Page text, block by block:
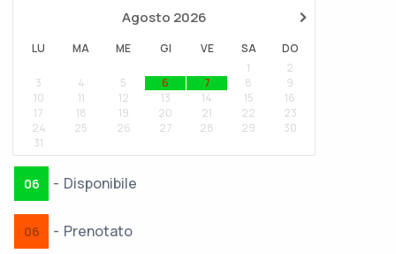
›
Agosto 2026
LU MA ME GI VE SA
DO
1
2
3
4 5 ··
6 ··
7 8
9
10
11 12 13 14 15
16
17
18 19 20 21 22
23
24
25 26 27 28 29
30
31
06 - Disponibile
06 - Prenotato